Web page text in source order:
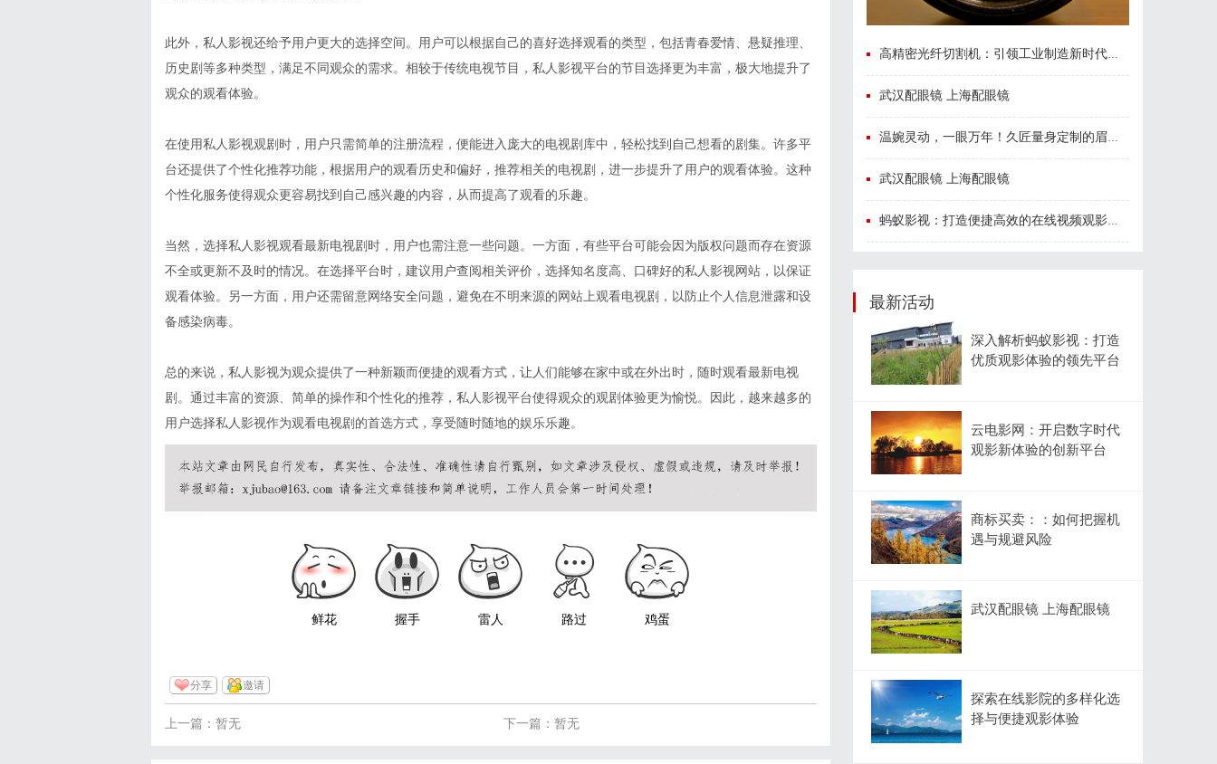
此外，私人影视还给予用户更大的选择空间。用户可以根据自己的喜好选择观看的类型，包括青春爱情、悬疑推理、
历史剧等多种类型，满足不同观众的需求。相较于传统电视节目，私人影视平台的节目选择更为丰富，极大地提升了
观众的观看体验。
在使用私人影视观剧时，用户只需简单的注册流程，便能进入庞大的电视剧库中，轻松找到自己想看的剧集。许多平
台还提供了个性化推荐功能，根据用户的观看历史和偏好，推荐相关的电视剧，进一步提升了用户的观看体验。这种
个性化服务使得观众更容易找到自己感兴趣的内容，从而提高了观看的乐趣。
当然，选择私人影视观看最新电视剧时，用户也需注意一些问题。一方面，有些平台可能会因为版权问题而存在资源
不全或更新不及时的情况。在选择平台时，建议用户查阅相关评价，选择知名度高、口碑好的私人影视网站，以保证
观看体验。另一方面，用户还需留意网络安全问题，避免在不明来源的网站上观看电视剧，以防止个人信息泄露和设
备感染病毒。
总的来说，私人影视为观众提供了一种新颖而便捷的观看方式，让人们能够在家中或在外出时，随时观看最新电视
剧。通过丰富的资源、简单的操作和个性化的推荐，私人影视平台使得观众的观剧体验更为愉悦。因此，越来越多的
用户选择私人影视作为观看电视剧的首选方式，享受随时随地的娱乐乐趣。
鲜花 握手 雷人 路过 鸡蛋
分享 邀请
下一篇：暂无
上一篇：暂无
高精密光纤切割机：引领工业制造新时代的利器
武汉配眼镜 上海配眼镜
温婉灵动，一眼万年！久匠量身定制的眉眼唇，才是你整张脸的点睛之笔！淡颜系女生的气质加分项
武汉配眼镜 上海配眼镜
蚂蚁影视：打造便捷高效的在线视频观影新体验
最新活动
深入解析蚂蚁影视：打造
优质观影体验的领先平台
云电影网：开启数字时代
观影新体验的创新平台
商标买卖：：如何把握机
遇与规避风险
武汉配眼镜 上海配眼镜
探索在线影院的多样化选
择与便捷观影体验